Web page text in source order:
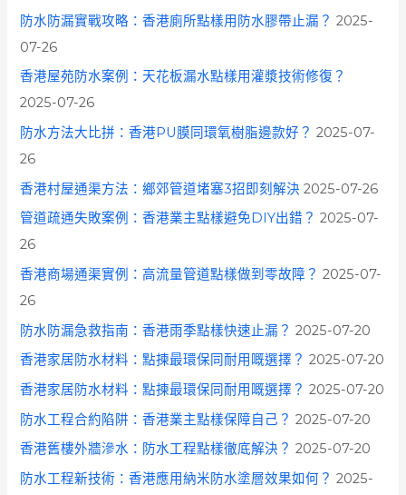
防水防漏實戰攻略：香港廁所點樣用防水膠帶止漏？ 2025-
07-26
香港屋苑防水案例：天花板漏水點樣用灌漿技術修復？
2025-07-26
防水方法大比拼：香港PU膜同環氧樹脂邊款好？ 2025-07-
26
香港村屋通渠方法：鄉郊管道堵塞3招即刻解決 2025-07-26
管道疏通失敗案例：香港業主點樣避免DIY出錯？ 2025-07-
26
香港商場通渠實例：高流量管道點樣做到零故障？ 2025-07-
26
防水防漏急救指南：香港雨季點樣快速止漏？ 2025-07-20
香港家居防水材料：點揀最環保同耐用嘅選擇？ 2025-07-20
香港家居防水材料：點揀最環保同耐用嘅選擇？ 2025-07-20
防水工程合約陷阱：香港業主點樣保障自己？ 2025-07-20
香港舊樓外牆滲水：防水工程點樣徹底解決？ 2025-07-20
防水工程新技術：香港應用納米防水塗層效果如何？ 2025-